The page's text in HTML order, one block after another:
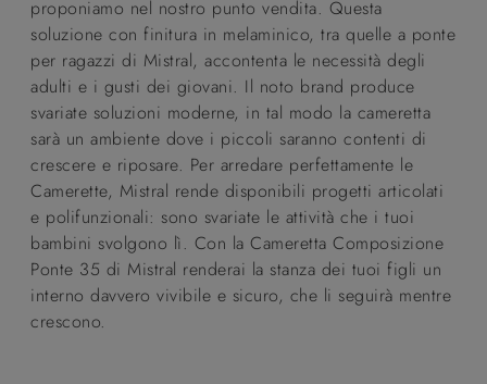
proponiamo nel nostro punto vendita. Questa
soluzione con finitura in melaminico, tra quelle a ponte
per ragazzi di Mistral, accontenta le necessità degli
adulti e i gusti dei giovani. Il noto brand produce
svariate soluzioni moderne, in tal modo la cameretta
sarà un ambiente dove i piccoli saranno contenti di
crescere e riposare. Per arredare perfettamente le
Camerette, Mistral rende disponibili progetti articolati
e polifunzionali: sono svariate le attività che i tuoi
bambini svolgono lì. Con la Cameretta Composizione
Ponte 35 di Mistral renderai la stanza dei tuoi figli un
interno davvero vivibile e sicuro, che li seguirà mentre
crescono.